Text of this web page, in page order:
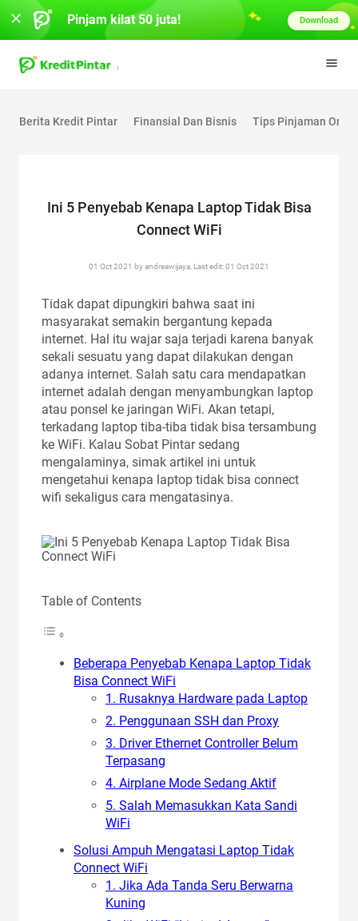
Berita Kredit Pintar Finansial Dan Bisnis Tips Pinjaman
Ini 5 Penyebab Kenapa Laptop Tidak Bisa
Connect WiFi
01 Oct 2021 by andreawijaya, Last edit: 01 Oct 2021
Tidak dapat dipungkiri bahwa saat ini
masyarakat semakin bergantung kepada
internet. Hal itu wajar saja terjadi karena banyak
sekali sesuatu yang dapat dilakukan dengan
adanya internet. Salah satu cara mendapatkan
internet adalah dengan menyambungkan laptop
atau ponsel ke jaringan WiFi. Akan tetapi,
terkadang laptop tiba-tiba tidak bisa tersambung
ke WiFi. Kalau Sobat Pintar sedang
mengalaminya, simak artikel ini untuk
mengetahui kenapa laptop tidak bisa connect
wifi sekaligus cara mengatasinya.
Table of Contents
Beberapa Penyebab Kenapa Laptop Tidak
Bisa Connect WiFi
1. Rusaknya Hardware pada Laptop
2. Penggunaan SSH dan Proxy
3. Driver Ethernet Controller Belum
Terpasang
4. Airplane Mode Sedang Aktif
5. Salah Memasukkan Kata Sandi
WiFi
Solusi Ampuh Mengatasi Laptop Tidak
Connect WiFi
1. Jika Ada Tanda Seru Berwarna
Kuning
Pinjam kilat 50 juta! Download